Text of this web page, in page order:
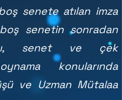
senete atılan imza
senetin sonradan
senet ve çek
konularında
ve Uzman Mütalaa